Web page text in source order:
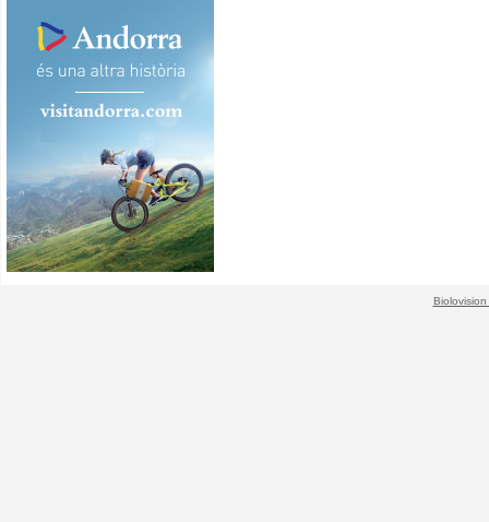
Biolovision